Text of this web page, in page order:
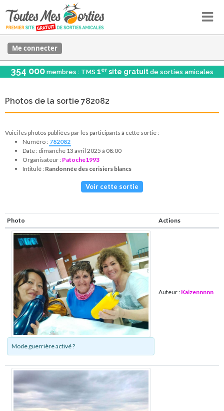
Me connecter
354 000 membres : TMS 1er site gratuit de sorties amicales
Photos de la sortie 782082
Voici les photos publiées par les participants à cette sortie :
Numéro : 782082
Date : dimanche 13 avril 2025 à 08:00
Organisateur : Patoche1993
Intitulé : Randonnée des cerisiers blancs
Voir cette sortie
Photo Actions
Mode guerrière activé ?
Auteur : Kaizennnnn